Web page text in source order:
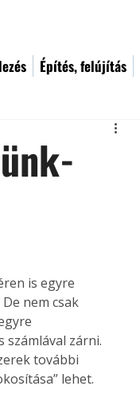
Építés, felújítás
is egyre
nem csak
számlával zárni.
további
lehet.